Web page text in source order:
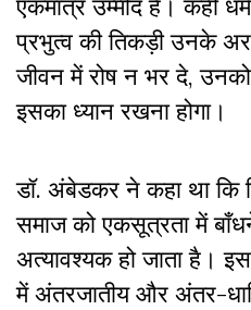
एकमात्र उम्मीद हैं। कहीं
प्रभुत्व की तिकड़ी उनके
जीवन में रोष न भर दे,
इसका ध्यान रखना होगा।
डॉ. अंबेडकर ने कहा था कि
समाज को एकसूत्रता में
अत्यावश्यक हो जाता है।
में अंतरजातीय और अंतर-